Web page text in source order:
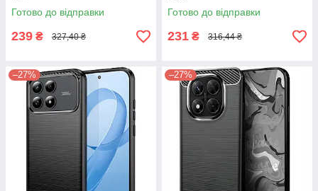
Готово до відправки
239 ₴ 327,40 ₴
Готово до відправки
231 ₴ 316,44 ₴
–27% –27%